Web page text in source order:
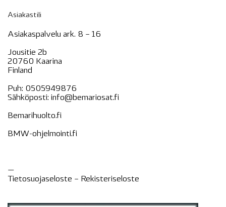
Asiakastili
Asiakaspalvelu ark. 8 – 16
Jousitie 2b
20760 Kaarina
Finland
Puh: 0505949876
Sähköposti: info@bemariosat.fi
Bemarihuolto.fi
BMW-ohjelmointi.fi
—
Tietosuojaseloste – Rekisteriseloste